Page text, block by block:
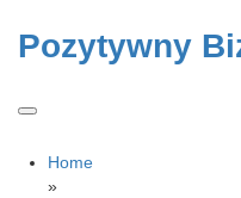
content
Pozytywny
Home
»